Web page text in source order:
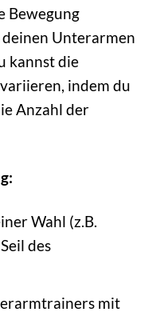
Bewegung
Unterarmen
kannst die
indem du
Anzahl der
Wahl (z.B.
des
mit